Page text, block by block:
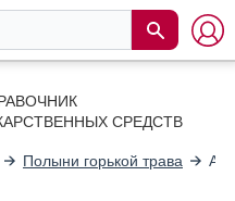
СРЕДСТВ
Полыни горькой трава